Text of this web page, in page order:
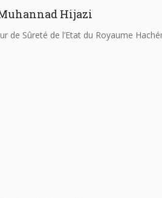
Hijazi
de Sûreté de l’Etat du Royaume